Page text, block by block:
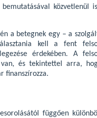
bemutatásával közvetlenül
a betegnek egy – a
kell a fent
érdekében. A
van, és tekintettel arra,
finanszírozza.
függően